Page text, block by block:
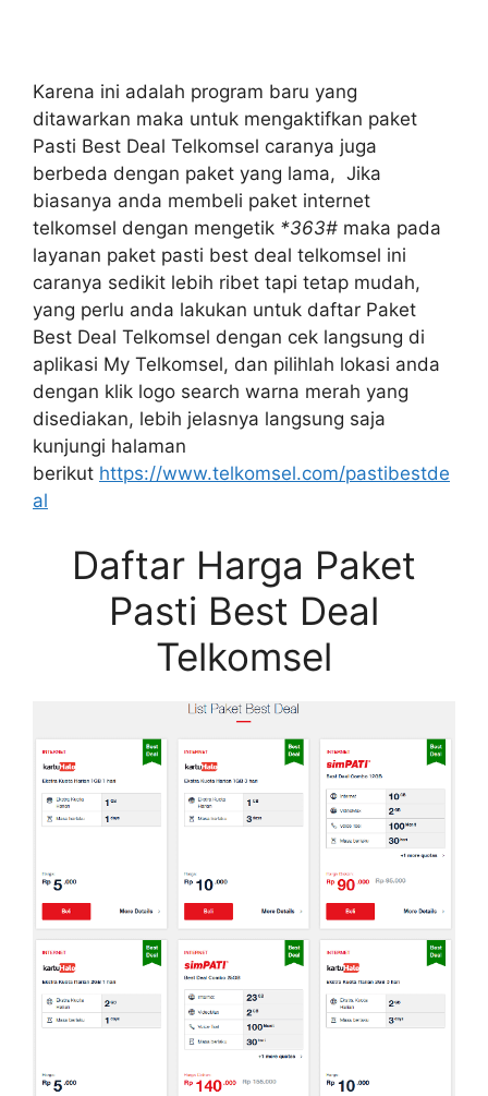
Karena ini adalah program baru yang
ditawarkan maka untuk mengaktifkan paket
Pasti Best Deal Telkomsel caranya juga
berbeda dengan paket yang lama, Jika
biasanya anda membeli paket internet
telkomsel dengan mengetik *363# maka pada
layanan paket pasti best deal telkomsel ini
caranya sedikit lebih ribet tapi tetap mudah,
yang perlu anda lakukan untuk daftar Paket
Best Deal Telkomsel dengan cek langsung di
aplikasi My Telkomsel, dan pilihlah lokasi anda
dengan klik logo search warna merah yang
disediakan, lebih jelasnya langsung saja
kunjungi halaman
berikut https://www.telkomsel.com/pastibestde
al
Daftar Harga Paket
Pasti Best Deal
Telkomsel